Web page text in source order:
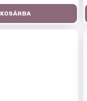
KOSÁRBA